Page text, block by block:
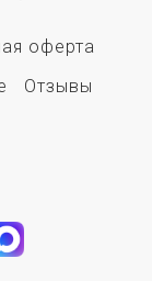
оферта
Отзывы